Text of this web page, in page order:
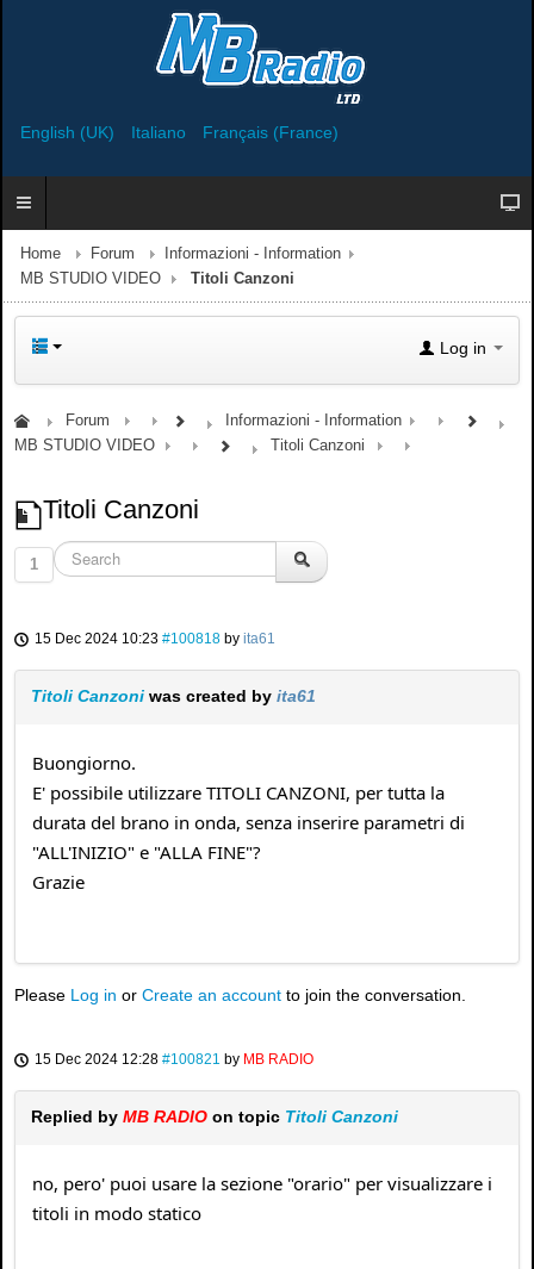
English (UK) Italiano Français (France)
Home Forum
Informazioni - Information
MB STUDIO VIDEO
Titoli Canzoni
Log in
Forum
Informazioni - Information
MB STUDIO VIDEO
Titoli Canzoni
Titoli Canzoni
1
15 Dec 2024 10:23 #100818 by ita61
Titoli Canzoni was created by ita61
Buongiorno.
E' possibile utilizzare TITOLI CANZONI, per tutta la
durata del brano in onda, senza inserire parametri di
"ALL'INIZIO" e "ALLA FINE"?
Grazie
Please Log in or Create an account to join the conversation.
15 Dec 2024 12:28 #100821 by MB RADIO
Replied by MB RADIO on topic Titoli Canzoni
no, pero' puoi usare la sezione "orario" per visualizzare i
titoli in modo statico